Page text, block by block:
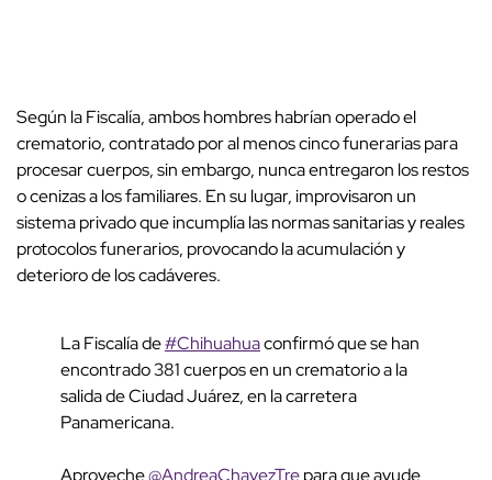
Según la Fiscalía, ambos hombres habrían operado el
crematorio, contratado por al menos cinco funerarias para
procesar cuerpos, sin embargo, nunca entregaron los restos
o cenizas a los familiares. En su lugar, improvisaron un
sistema privado que incumplía las normas sanitarias y reales
protocolos funerarios, provocando la acumulación y
deterioro de los cadáveres.
La Fiscalía de#Chihuahuaconfirmó que se han
encontrado 381 cuerpos en un crematorio a la
salida de Ciudad Juárez, en la carretera
Panamericana.